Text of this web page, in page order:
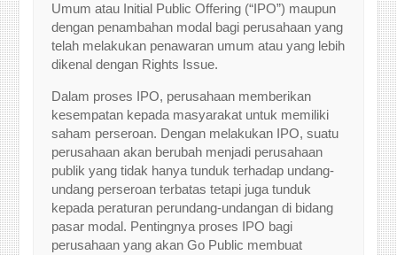
Umum atau Initial Public Offering (“IPO”) maupun
dengan penambahan modal bagi perusahaan yang
telah melakukan penawaran umum atau yang lebih
dikenal dengan Rights Issue.
Dalam proses IPO, perusahaan memberikan
kesempatan kepada masyarakat untuk memiliki
saham perseroan. Dengan melakukan IPO, suatu
perusahaan akan berubah menjadi perusahaan
publik yang tidak hanya tunduk terhadap undang-
undang perseroan terbatas tetapi juga tunduk
kepada peraturan perundang-undangan di bidang
pasar modal. Pentingnya proses IPO bagi
perusahaan yang akan Go Public membuat